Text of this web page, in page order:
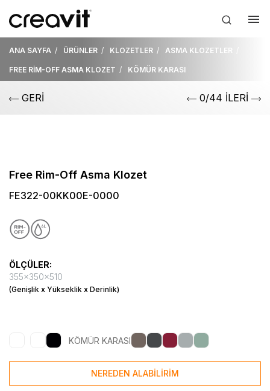
ANA SAYFA ÜRÜNLER KLOZETLER ASMA KLOZETLER
FREE RİM-OFF ASMA KLOZET KÖMÜR KARASI
GERİ 0/44 İLERİ
Free Rim-Off Asma Klozet
FE322-00KK00E-0000
ÖLÇÜLER:
355x350x510
(Genişlik x Yükseklik x Derinlik)
KÖMÜR KARASI
NEREDEN ALABİLİRİM